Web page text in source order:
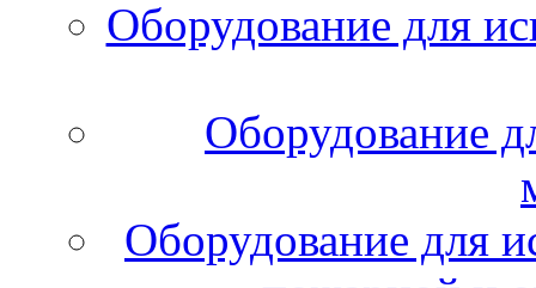
Оборудование для
Оборудование
Оборудование для